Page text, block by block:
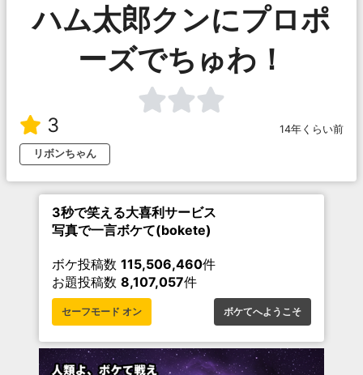
ハム太郎クンにプロポ
ーズでちゅわ！
3
14年くらい前
リボンちゃん
3秒で笑える大喜利サービス
写真で一言ボケて(bokete)
ボケ投稿数 115,506,460件
お題投稿数 8,107,057件
セーフモード オン ボケてへようこそ